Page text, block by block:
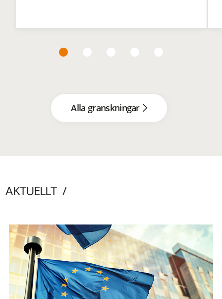
Alla granskningar
AKTUELLT